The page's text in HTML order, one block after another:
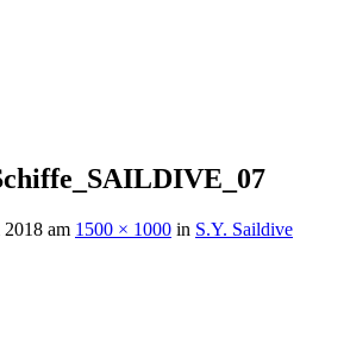
am 1500 × 1000 in S.Y. Saildive